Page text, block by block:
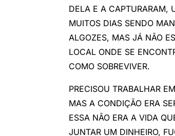
DELA E A CAPTURARAM,
MUITOS DIAS SENDO
ALGOZES, MAS JÁ NÃO
LOCAL ONDE SE
COMO SOBREVIVER.
PRECISOU TRABALHAR
MAS A CONDIÇÃO ERA
ESSA NÃO ERA A VIDA
JUNTAR UM DINHEIRO,